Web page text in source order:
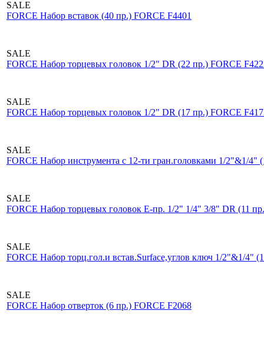
SALE
FORCE Набор вставок (40 пр.) FORCE F4401
SALE
FORCE Набор торцевых головок 1/2" DR (22 пр.) FORCE
SALE
FORCE Набор торцевых головок 1/2" DR (17 пр.) FORCE
SALE
FORCE Набор инструмента с 12-ти гран.головками 1/2"&1/4"
SALE
FORCE Набор торцевых головок Е-пр. 1/2" 1/4" 3/8" DR (11
SALE
FORCE Набор торц.гол.и встав.Surface,углов ключ 1/2"&1/4"
SALE
FORCE Набор отверток (6 пр.) FORCE F2068